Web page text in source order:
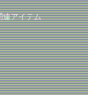
連アイテム